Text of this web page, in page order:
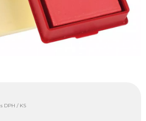
s DPH / KS